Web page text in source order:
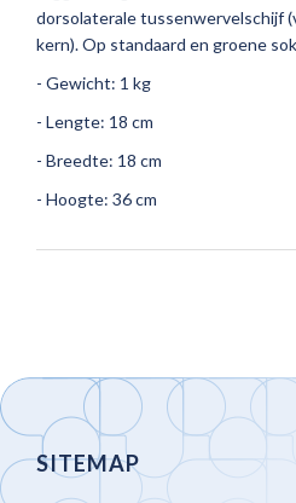
dorsolaterale tussenwervelschijf
kern).Op standaard en groene
- Gewicht: 1 kg
- Lengte: 18 cm
- Breedte: 18 cm
- Hoogte: 36 cm
SITEMAP